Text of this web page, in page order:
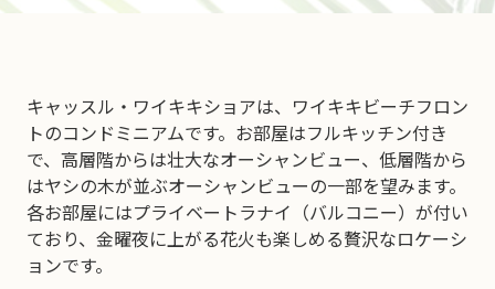
キャッスル・ワイキキショアは、ワイキキビーチフロン
トのコンドミニアムです。お部屋はフルキッチン付き
で、高層階からは壮大なオーシャンビュー、低層階から
はヤシの木が並ぶオーシャンビューの一部を望みます。
各お部屋にはプライベートラナイ（バルコニー）が付い
ており、金曜夜に上がる花火も楽しめる贅沢なロケーシ
ョンです。